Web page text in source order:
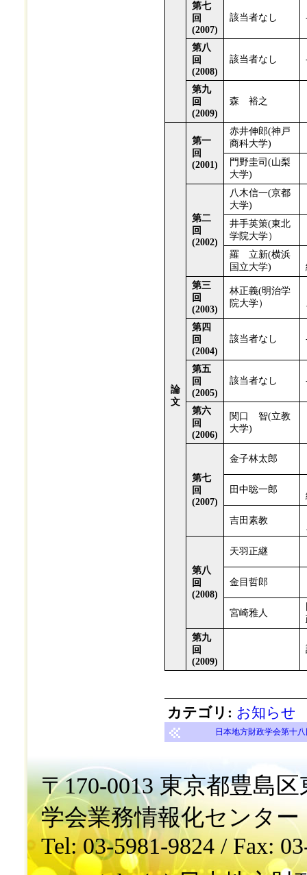
第七
回
(2007)
該当者なし
第八
回
(2008)
該当者なし
第九
回
(2009)
森 裕之
論
文
第一
回
(2001)
赤井伸郎(神戸
商科大学)
門野圭司(山梨
大学)
第二
回
(2002)
八木信一(京都
大学)
井手英策(東北
学院大学）
羅 立新(横浜
国立大学)
第三
回
(2003)
林正義(明治学
院大学）
第四
回
(2004)
該当者なし
第五
回
(2005)
該当者なし
第六
回
(2006)
関口 智(立教
大学)
第七
回
(2007)
金子林太郎
田中聡一郎
吉田素教
第八
回
(2008)
天羽正継
金目哲郎
宮崎雅人
第九
回
(2009)
カテゴリ : お知らせ
日本地方財政学会第十
〒170-0013 東京都豊島
学会業務情報化センタ
Tel: 03-5981-9824 / Fax: